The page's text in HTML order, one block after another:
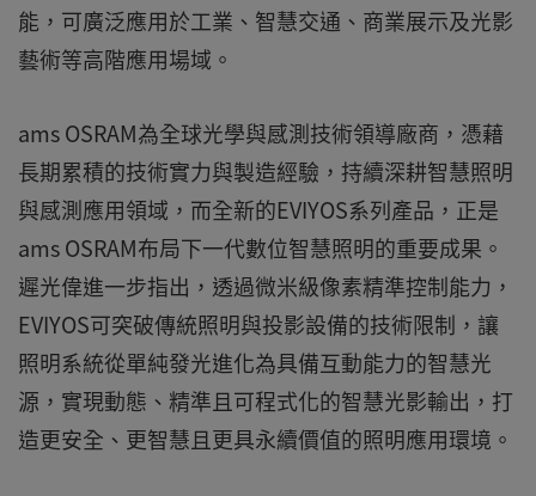
能，可廣泛應用於工業、智慧交通、商業展示及光影
藝術等高階應用場域。
ams OSRAM為全球光學與感測技術領導廠商，憑藉
長期累積的技術實力與製造經驗，持續深耕智慧照明
與感測應用領域，而全新的EVIYOS系列產品，正是
ams OSRAM布局下一代數位智慧照明的重要成果。
遲光偉進一步指出，透過微米級像素精準控制能力，
EVIYOS可突破傳統照明與投影設備的技術限制，讓
照明系統從單純發光進化為具備互動能力的智慧光
源，實現動態、精準且可程式化的智慧光影輸出，打
造更安全、更智慧且更具永續價值的照明應用環境。